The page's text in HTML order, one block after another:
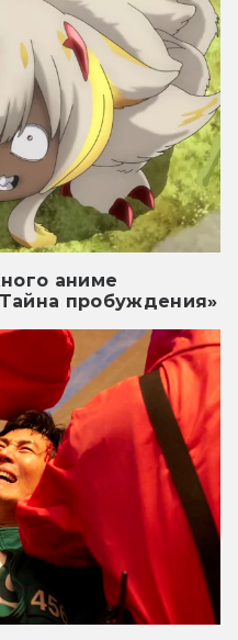
аниме
пробуждения»